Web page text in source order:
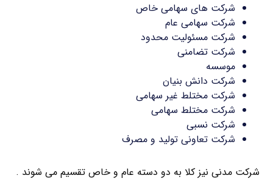
شرکت های سهامی خاص
شرکت سهامی عام
شرکت مسئولیت محدود
شرکت تضامنی
موسسه
شرکت دانش بنیان
شرکت مختلط غیر سهامی
شرکت مختلط سهامی
شرکت نسبی
شرکت تعاونی تولید و مصرف
شرکت مدنی نیز کلا به دو دسته عام و خاص تقسیم می شوند .